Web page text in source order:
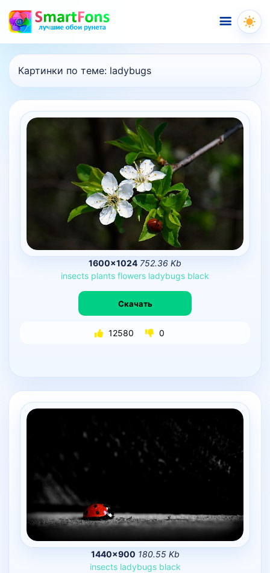
Меню
Картинки по теме: ladybugs
1600×1024 752.36 Kb
insects plants flowers ladybugs black
Скачать
12580 0
1440×900 180.55 Kb
insects ladybugs black